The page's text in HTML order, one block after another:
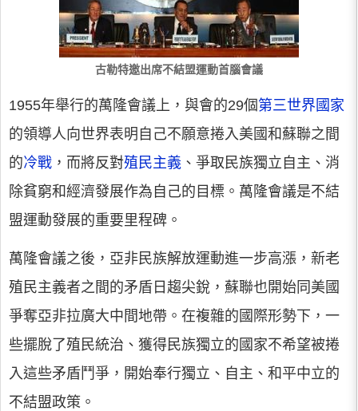
古勒特邀出席不結盟運動首腦會議
1955年舉行的萬隆會議上，與會的29個第三世界國家
的領導人向世界表明自己不願意捲入美國和蘇聯之間
的冷戰 ，而將反對殖民主義 、爭取民族獨立自主、消
除貧窮和經濟發展作為自己的目標。萬隆會議是不結
盟運動發展的重要里程碑。
萬隆會議之後，亞非民族解放運動進一步高漲，新老
殖民主義者之間的矛盾日趨尖銳，蘇聯也開始同美國
爭奪亞非拉廣大中間地帶。在複雜的國際形勢下，一
些擺脫了殖民統治、獲得民族獨立的國家不希望被捲
入這些矛盾鬥爭，開始奉行獨立、自主、和平中立的
不結盟政策。